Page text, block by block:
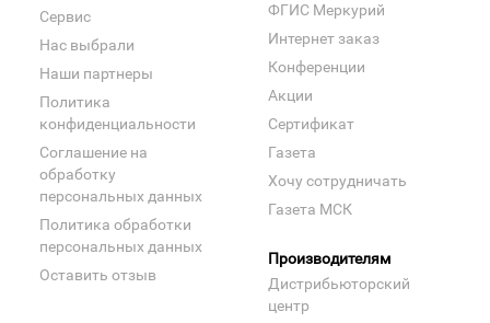
Сервис
Нас выбрали
Наши партнеры
Политика
конфиденциальности
Соглашение на
обработку
персональных данных
Политика обработки
персональных данных
Оставить отзыв
ФГИС Меркурий
Интернет заказ
Конференции
Акции
Сертификат
Газета
Хочу сотрудничать
Газета МСК
Производителям
Дистрибьюторский
центр